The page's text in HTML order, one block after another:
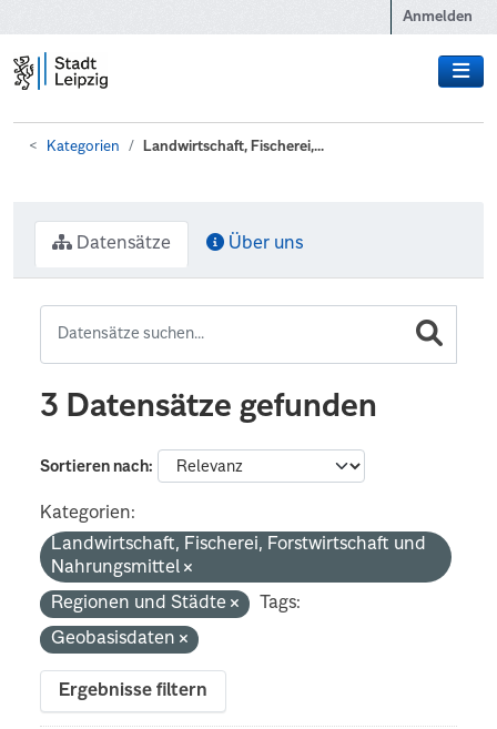
Anmelden
Kategorien Landwirtschaft, Fischerei,...
Datensätze Über uns
3 Datensätze gefunden
Sortieren nach
Kategorien:
Landwirtschaft, Fischerei, Forstwirtschaft und
Nahrungsmittel
Regionen und Städte
Tags:
Geobasisdaten
Ergebnisse filtern